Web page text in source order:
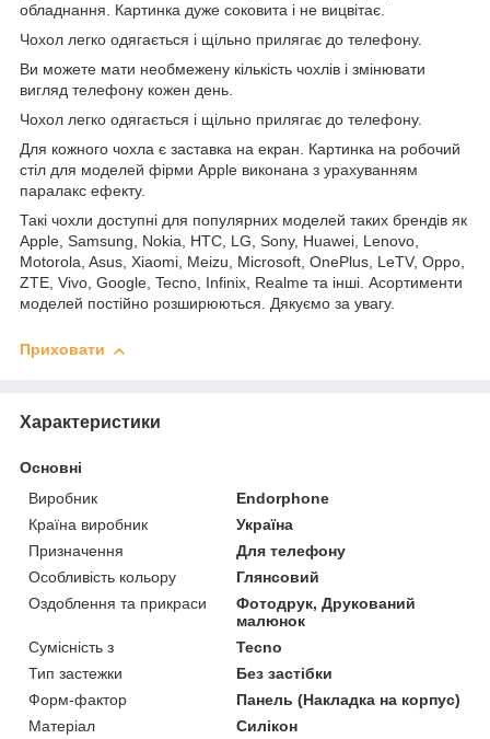
обладнання. Картинка дуже соковита і не вицвітає.
Чохол легко одягається і щільно прилягає до телефону.
Ви можете мати необмежену кількість чохлів і змінювати
вигляд телефону кожен день.
Чохол легко одягається і щільно прилягає до телефону.
Для кожного чохла є заставка на екран. Картинка на робочий
стіл для моделей фірми Apple виконана з урахуванням
паралакс ефекту.
Такі чохли доступні для популярних моделей таких брендів як
Apple, Samsung, Nokia, HTC, LG, Sony, Huawei, Lenovo,
Motorola, Asus, Xiaomi, Meizu, Microsoft, OnePlus, LeTV, Oppo,
ZTE, Vivo, Google, Tecno, Infinix, Realme та інші. Асортименти
моделей постійно розширюються. Дякуємо за увагу.
Приховати
Характеристики
Основні
Виробник
Endorphone
Країна виробник
Україна
Призначення
Для телефону
Особливість кольору
Глянсовий
Оздоблення та прикраси
Фотодрук, Друкований
малюнок
Сумісність з
Tecno
Тип застежки
Без застібки
Форм-фактор
Панель (Накладка на корпус)
Матеріал
Силікон